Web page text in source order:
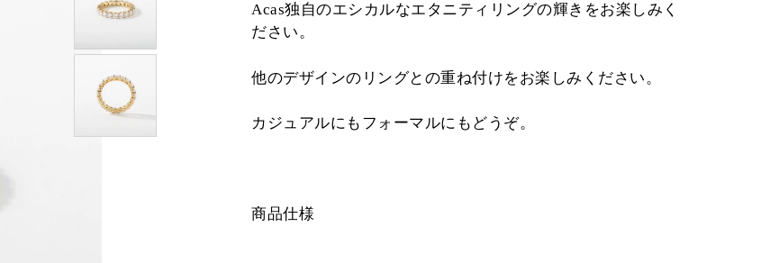
Acas独自のエシカルなエタニティリングの輝きをお楽しみく
ださい。
他のデザインのリングとの重ね付けをお楽しみください。
カジュアルにもフォーマルにもどうぞ。
商品仕様